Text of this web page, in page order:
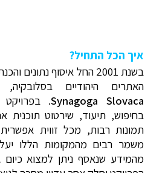
איך הכל התחיל?
בשנת 2001 החל איסוף
האתרים היהודיים
Synagoga Slovaca. בפרויקט
בחיפוש, תיעוד, שירטוט תוכנית
תמונות רבות, מכל זווית
משמר רבים מהמקומות הללו
מהמידע שנאסף ניתן למצוא כיום